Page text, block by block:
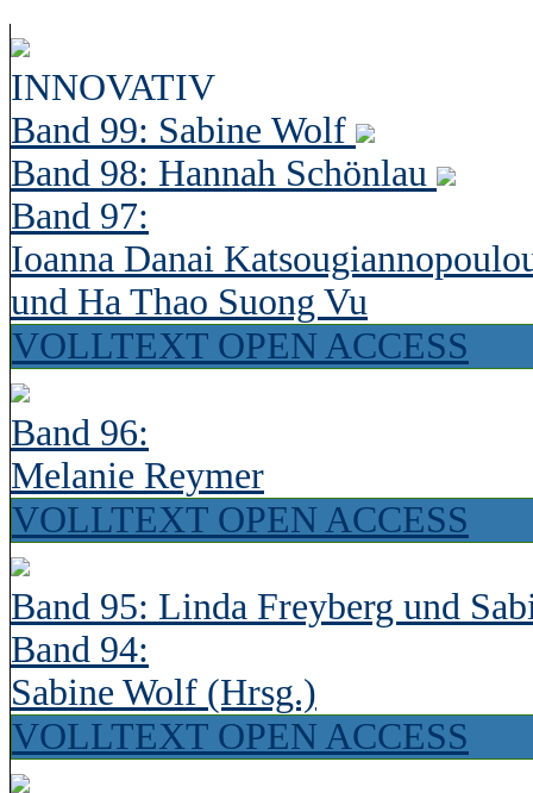
INNOVATIV
Band 99: Sabine Wolf
Band 98: Hannah Schönlau
Band 97:
Ioanna Danai
und Ha Thao Suong Vu
VOLLTEXT OPEN ACCESS
Band 96:
Melanie Reymer
VOLLTEXT OPEN ACCESS
Band 95: Linda Freyberg und
Band 94:
Sabine Wolf (Hrsg.)
VOLLTEXT OPEN ACCESS